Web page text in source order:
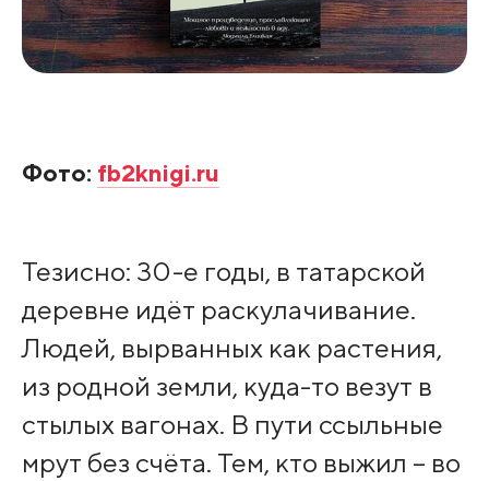
Фото: fb2knigi.ru
Тезисно: 30-е годы, в татарской
деревне идёт раскулачивание.
Людей, вырванных как растения,
из родной земли, куда-то везут в
стылых вагонах. В пути ссыльные
мрут без счёта. Тем, кто выжил – во